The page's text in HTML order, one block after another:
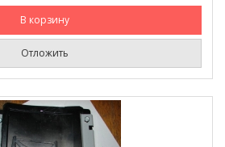
В корзину
Отложить